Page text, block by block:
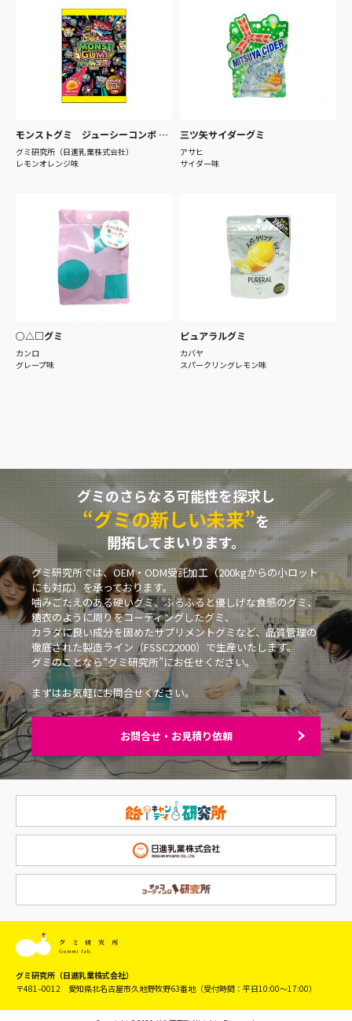
モンストグミ ジューシーコンボ vol.2
グミ研究所（日進乳業株式会社）
レモンオレンジ味
三ツ矢サイダーグミ
アサヒ
サイダー味
○△□グミ
カンロ
グレープ味
ピュアラルグミ
カバヤ
スパークリングレモン味
グミのさらなる可能性を探求し
“グミの新しい未来”を
開拓してまいります。
グミ研究所では、OEM・ODM受託加工（200kgからの小ロット
にも対応）を承っております。
噛みごたえのある硬いグミ、ふるふると優しげな食感のグミ、
糖衣のように周りをコーティングしたグミ、
カラダに良い成分を固めたサプリメントグミなど、品質管理の
徹底された製造ライン（FSSC22000）で生産いたします。
グミのことなら“グミ研究所”にお任せください。
まずはお気軽にお問合せください。
お問合せ・お見積り依頼
グミ研究所（日進乳業株式会社）
〒481‒0012 愛知県北名古屋市久地野牧野63番地 （受付時間：平日10:00〜17:00）